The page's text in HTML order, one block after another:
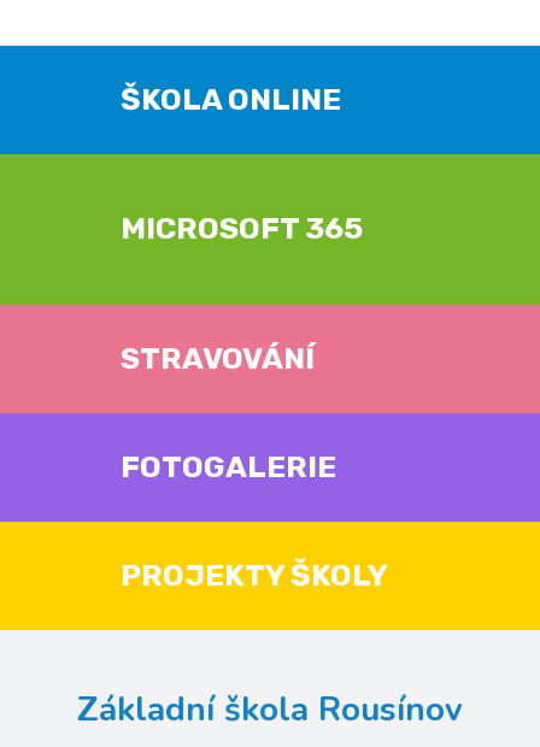
ŠKOLA ONLINE
MICROSOFT 365
STRAVOVÁNÍ
FOTOGALERIE
PROJEKTY ŠKOLY
Základní škola Rousínov